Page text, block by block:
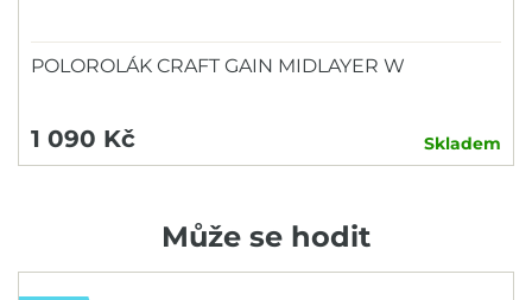
POLOROLÁK CRAFT GAIN MIDLAYER W
1 090 Kč Skladem
Může se hodit